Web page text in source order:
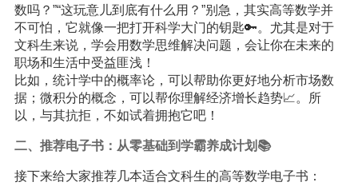
数吗？”“这玩意儿到底有什么用？”别急，其实高等数学并
不可怕，它就像一把打开科学大门的钥匙🔑。尤其是对于
文科生来说，学会用数学思维解决问题，会让你在未来的
职场和生活中受益匪浅！
比如，统计学中的概率论，可以帮助你更好地分析市场数
据；微积分的概念，可以帮你理解经济增长趋势📈。所
以，与其抗拒，不如试着拥抱它吧！
二、推荐电子书：从零基础到学霸养成计划📚
接下来给大家推荐几本适合文科生的高等数学电子书：